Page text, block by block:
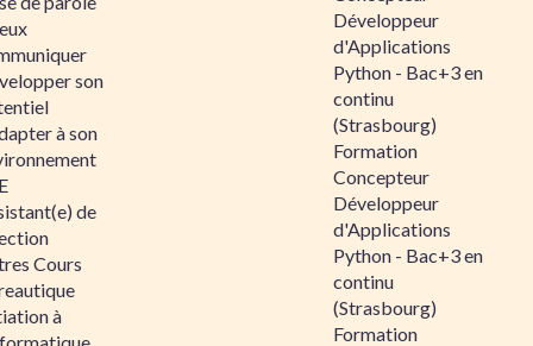
son
à son
de
Cours
à
Développeur
d'Applications
Python - Bac+3 en
continu
(Strasbourg)
Formation
Concepteur
Développeur
d'Applications
Python - Bac+3 en
continu
(Strasbourg)
Formation